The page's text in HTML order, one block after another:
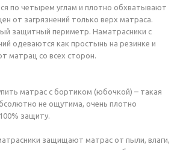
по четырем углам и плотно обхватывают
от загрязнений только верх матраса.
защитный периметр. Наматрасники с
одеваются как простынь на резинке и
матрац со всех сторон.
матрас с бортиком (юбочкой) – такая
не ощутима, очень плотно
защиту.
защищают матрас от пыли, влаги,